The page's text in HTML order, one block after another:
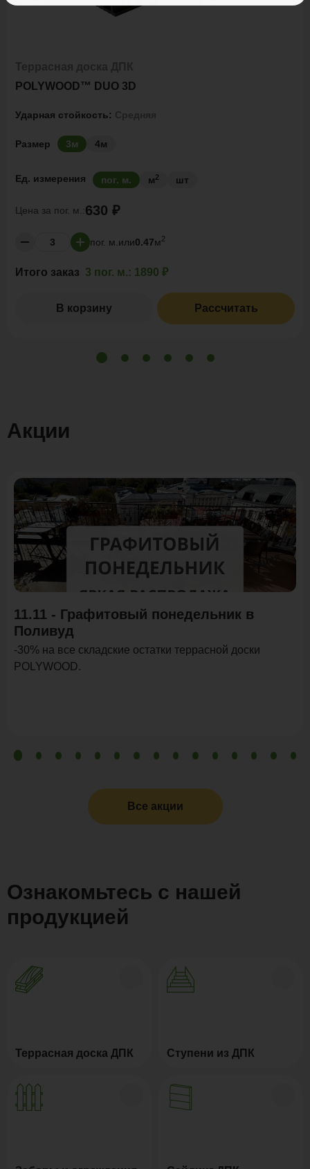
POLYWOOD™ DUO 3D
Ударная стойкость:
Размер 3м 4м
Ед. измерения пог. м. м2 шт
Цена за пог. м.:630 ₽
пог. м. или0.47м2
Итого заказ 3 пог. м.: 1890 ₽
В корзину Рассчитать
Акции
Акция
11.11 - Графитовый понедельник в
Поливуд
-30% на все складские остатки террасной доски
POLYWOOD.
Все акции
Ознакомьтесь с нашей
продукцией
Террасная доска ДПК Ступени из ДПК